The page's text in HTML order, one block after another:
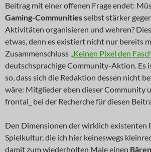
Beitrag mit einer offenen Frage endet:
Gaming-Communitiesselbst stärker
Aktivitäten organisieren und wehren?
etwas, denn es existiert nicht nur bereits
Zusammenschluss „Keinen Pixel den
deutschsprachige Community-Aktion. Es
so, dass sich die Redaktion dessen nicht
wäre: Mitglieder eben dieser Community
frontal_ bei der Recherche für diesen
Den Dimensionen der wirklich existenten
Spielkultur, die ich hier keineswegs
damit zum wiederholten Male einen